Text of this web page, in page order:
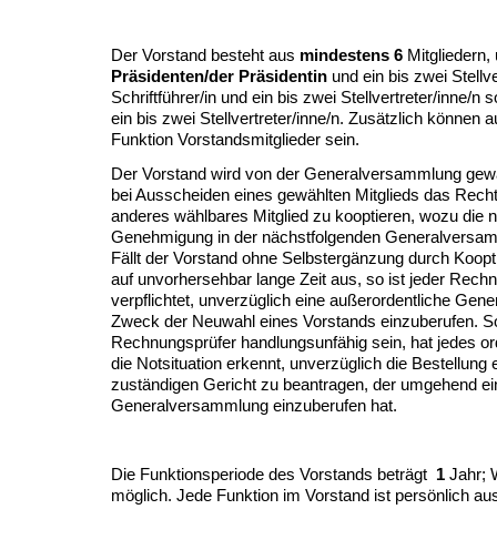
Der Vorstand besteht aus mindestens 6
Präsidenten/der Präsidentin und ein bis zwei
Schriftführer/in und ein bis zwei Stellvertreter/inne/n
ein bis zwei Stellvertreter/inne/n. Zusätzlich können
Funktion Vorstandsmitglieder sein.
Der Vorstand wird von der Generalversammlung
bei Ausscheiden eines gewählten Mitglieds das
anderes wählbares Mitglied zu kooptieren, wozu die
Genehmigung in der nächstfolgenden
Fällt der Vorstand ohne Selbstergänzung durch
auf unvorhersehbar lange Zeit aus, so ist jeder
verpflichtet, unverzüglich eine außerordentliche
Zweck der Neuwahl eines Vorstands einzuberufen.
Rechnungsprüfer handlungsunfähig sein, hat jedes
die Notsituation erkennt, unverzüglich die Bestellung
zuständigen Gericht zu beantragen, der umgehend
Generalversammlung einzuberufen hat.
Die Funktionsperiode des Vorstands beträgt 1 Jahr;
möglich. Jede Funktion im Vorstand ist persönlich